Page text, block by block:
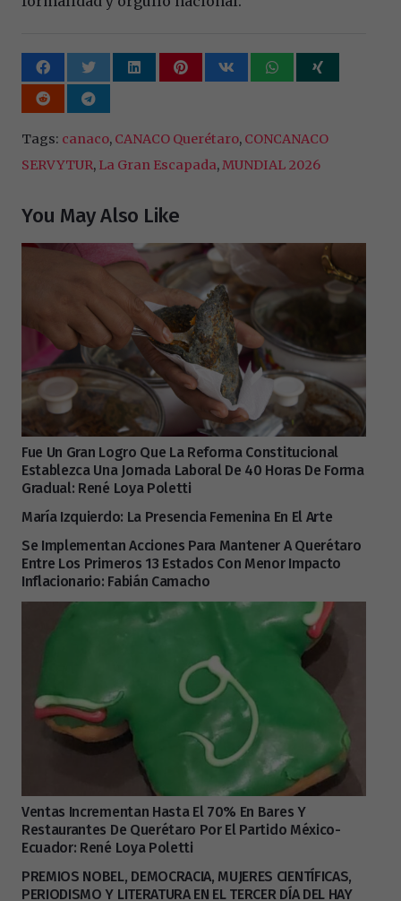
Tags: canaco, CANACO Querétaro, CONCANACO
SERVYTUR, La Gran Escapada,MUNDIAL 2026
You May Also Like
Fue Un Gran Logro Que La Reforma Constitucional
Establezca Una Jornada Laboral De 40 Horas De Forma
Gradual: René Loya Poletti
María Izquierdo: La Presencia Femenina En El Arte
Se Implementan Acciones Para Mantener A Querétaro
Entre Los Primeros 13 Estados Con Menor Impacto
Inflacionario: Fabián Camacho
Ventas Incrementan Hasta El 70% En Bares Y
Restaurantes De Querétaro Por El Partido México-
Ecuador: René Loya Poletti
PREMIOS NOBEL, DEMOCRACIA, MUJERES CIENTÍFICAS,
PERIODISMO Y LITERATURA EN EL TERCER DÍA DEL HAY